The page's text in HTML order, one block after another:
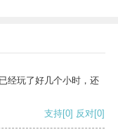
经玩了好几个小时，还
支持[0] 反对[0]